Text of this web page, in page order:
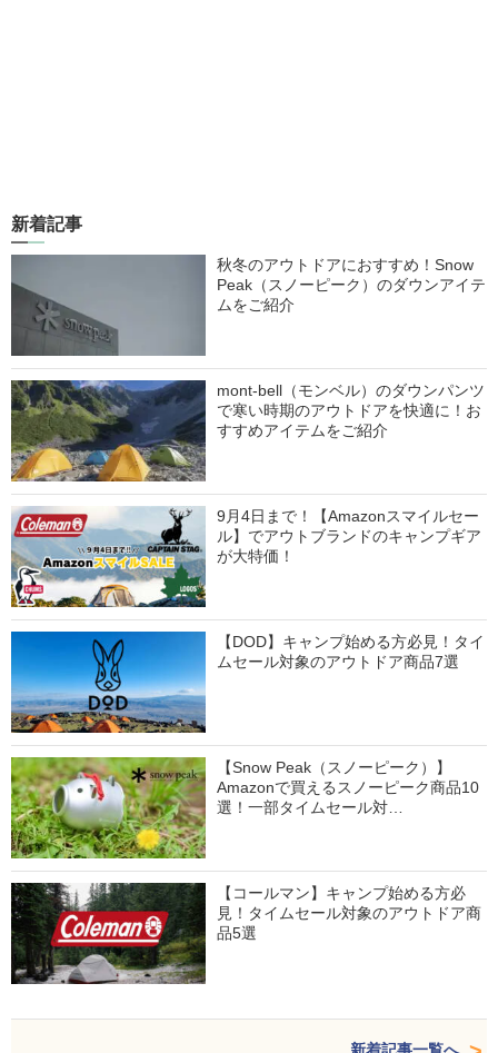
新着記事
秋冬のアウトドアにおすすめ！Snow
Peak（スノーピーク）のダウンアイテ
ムをご紹介
mont-bell（モンベル）のダウンパンツ
で寒い時期のアウトドアを快適に！お
すすめアイテムをご紹介
9月4日まで！【Amazonスマイルセー
ル】でアウトブランドのキャンプギア
が大特価！
【DOD】キャンプ始める方必見！タイ
ムセール対象のアウトドア商品7選
【Snow Peak（スノーピーク）】
Amazonで買えるスノーピーク商品10
選！一部タイムセール対…
【コールマン】キャンプ始める方必
見！タイムセール対象のアウトドア商
品5選